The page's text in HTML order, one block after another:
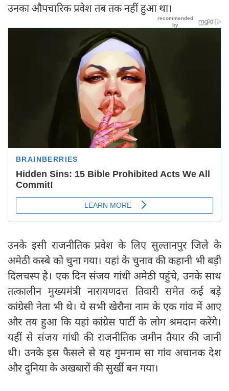
उनका औपचारिक प्रवेश तब तक नहीं हुआ था।
उनके इसी राजनीतिक प्रवेश के लिए सुल्तानपुर जिले के
अमेठी कस्बे को चुना गया। यहां के चुनाव की कहानी भी बड़ी
दिलचस्प है। एक दिन संजय गांधी अमेठी पहुंचे, उनके साथ
तत्कालीन मुख्यमंत्री नारायणदत्त तिवारी समेत कई बड़े
कांग्रेसी नेता भी थे। ये सभी खेरौना नाम के एक गांव में आए
और तय हुआ कि यहां कांग्रेस पार्टी के लोग श्रमदान करेंगे।
यहीं से संजय गांधी की राजनीतिक जमीन तैयार की जानी
थी। उनके इस फैसले से यह गुमनाम सा गांव अचानक देश
और दुनिया के अखबारों की सुर्खी बन गया।